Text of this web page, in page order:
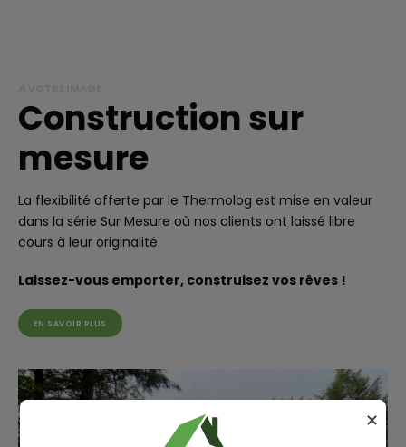
Construction sur
mesure
La flexibilité offerte par le Thermolog est mise en valeur
dans la série Sur Mesure où nos clients ont laissé libre
cours à leur originalité.
Laissez-vous emporter, construisez vos rêves !
EN SAVOIR PLUS
✕